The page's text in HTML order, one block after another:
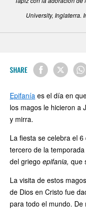
University, Inglaterra.
SHARE
Epifanía es el día en
los magos le hicieron a
y mirra.
La fiesta se celebra el
tercero de la
del griego epifania, que
La visita de estos
de Dios en Cristo fue
para todo el mundo.